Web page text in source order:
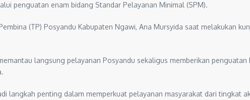
penguatan enam bidang Standar Pelayanan Minimal (SPM).
(TP) Posyandu Kabupaten Ngawi, Ana Mursyida saat melakukan
langsung pelayanan Posyandu sekaligus memberikan
langkah penting dalam memperkuat pelayanan masyarakat dari tingkat